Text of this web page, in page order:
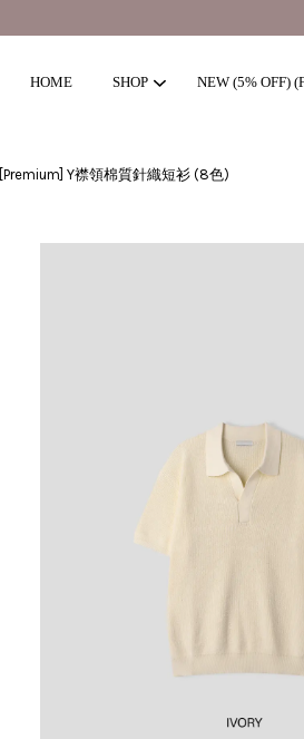
HOME SHOP NEW (5% OFF)
[Premium] Y襟領棉質針織短衫 (8色)